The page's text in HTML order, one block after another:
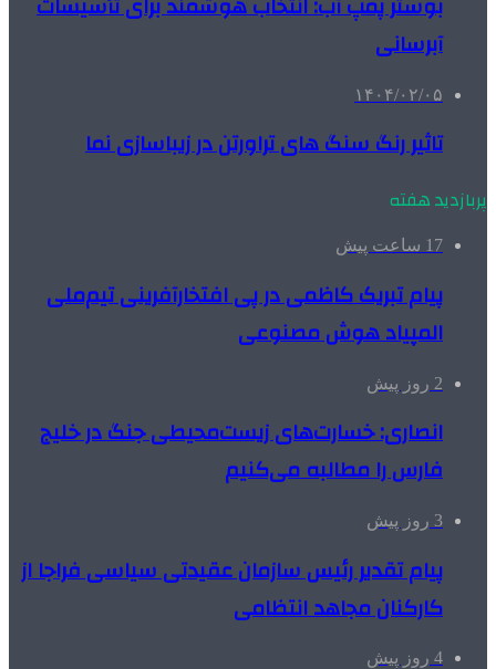
آبرسانی
۱۴۰۴/۰۲/۰۵
تاثیر رنگ سنگ های تراورتن در زیباسازی نما
پربازدید هفته
17 ساعت پیش
پیام تبریک کاظمی در پی افتخارآفرینی تیم‌ملی
المپیاد هوش مصنوعی
2 روز پیش
انصاری: خسارت‌های زیست‌محیطی جنگ در خلیج
فارس را مطالبه‌ می‌کنیم
3 روز پیش
پیام تقدیر رئیس سازمان عقیدتی سیاسی فراجا از
کارکنان مجاهد انتظامی
4 روز پیش